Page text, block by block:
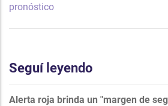
pronóstico
Seguí leyendo
Alerta roja brinda un "margen de